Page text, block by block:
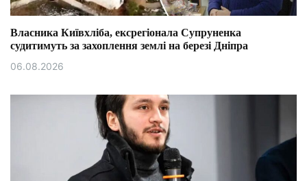
Власника Київхліба, ексрегіонала Супруненка
судитимуть за захоплення землі на березі Дніпра
06.08.2026